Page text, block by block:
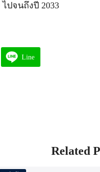
ปจนถึงปี 2033
Line
Related